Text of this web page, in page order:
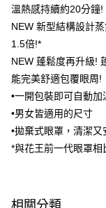
相關說明
【關於「AFTEE先享後
AFTEE先享後付是「
便利好安心！
１．簡單：不需註冊會
３．安心：先確認商品
【「AFTEE先享後付」
１．於結帳方式選擇「
結帳頁面，進行簡訊認
２．訂單成立數日內，
購買商品的店家。未經
即享券
運送方式
每筆NT$65，滿
付款後全家取貨
每筆NT$65，滿
每筆NT$65，滿
溫熱感持續約20分鐘
NEW 新型結構設計
1.5倍!*
NEW 蓬鬆度再升級!
能完美舒適包覆眼周!
•一開包裝即可自動
•男女皆適用的尺寸
•拋棄式眼罩，清潔又
*與花王前一代眼罩相
相關分類